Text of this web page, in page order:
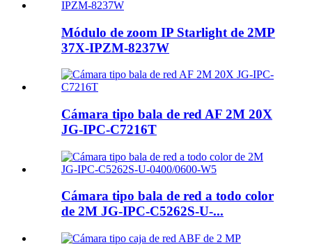
Módulo de zoom IP Starlight de 2MP
37X-IPZM-8237W
Cámara tipo bala de red AF 2M 20X
JG-IPC-C7216T
Cámara tipo bala de red a todo color
de 2M JG-IPC-C5262S-U-...